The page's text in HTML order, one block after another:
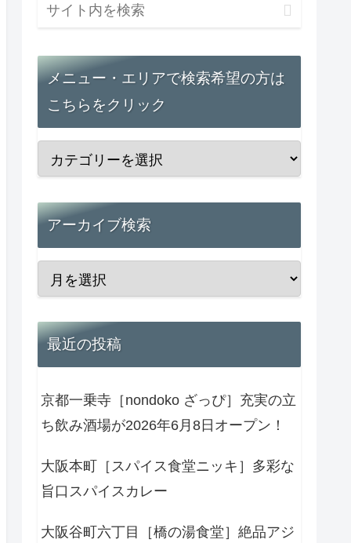
メニュー・エリアで検索希望の方は
こちらをクリック
アーカイブ検索
最近の投稿
京都一乗寺［nondoko ざっぴ］充実の立
ち飲み酒場が2026年6月8日オープン！
大阪本町［スパイス食堂ニッキ］多彩な
旨口スパイスカレー
大阪谷町六丁目［橋の湯食堂］絶品アジ